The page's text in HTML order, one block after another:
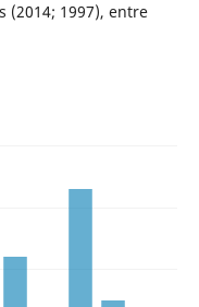
(2014; 1997), entre